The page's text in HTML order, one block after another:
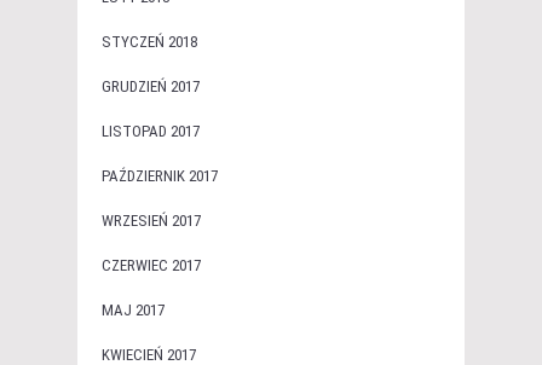
STYCZEŃ 2018
GRUDZIEŃ 2017
LISTOPAD 2017
PAŹDZIERNIK 2017
WRZESIEŃ 2017
CZERWIEC 2017
MAJ 2017
KWIECIEŃ 2017